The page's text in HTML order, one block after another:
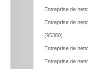
Entreprise de
Entreprise de
(95380)
Entreprise de
Entreprise de